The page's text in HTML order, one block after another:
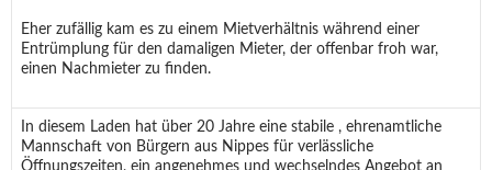
Eher zufällig kam es zu einem Mietverhältnis während einer
Entrümplung für den damaligen Mieter, der offenbar froh war,
einen Nachmieter zu finden.
In diesem Laden hat über 20 Jahre eine stabile , ehrenamtliche
Mannschaft von Bürgern aus Nippes für verlässliche
Öffnungszeiten, ein angenehmes und wechselndes Angebot an